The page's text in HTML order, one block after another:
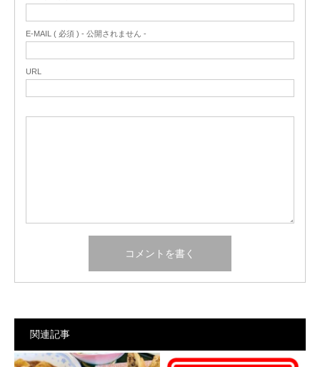
E-MAIL ( 必須 ) - 公開されません -
URL
関連記事